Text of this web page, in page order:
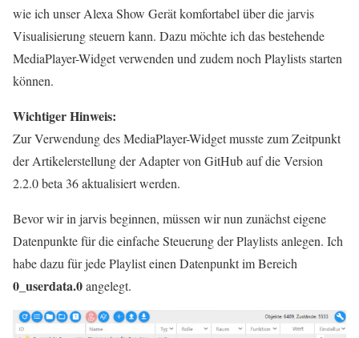
wie ich unser Alexa Show Gerät komfortabel über die jarvis
Visualisierung steuern kann. Dazu möchte ich das bestehende
MediaPlayer-Widget verwenden und zudem noch Playlists starten
können.
Wichtiger Hinweis:
Zur Verwendung des MediaPlayer-Widget musste zum Zeitpunkt
der Artikelerstellung der Adapter von GitHub auf die Version
2.2.0 beta 36 aktualisiert werden.
Bevor wir in jarvis beginnen, müssen wir nun zunächst eigene
Datenpunkte für die einfache Steuerung der Playlists anlegen. Ich
habe dazu für jede Playlist einen Datenpunkt im Bereich
0_userdata.0angelegt.